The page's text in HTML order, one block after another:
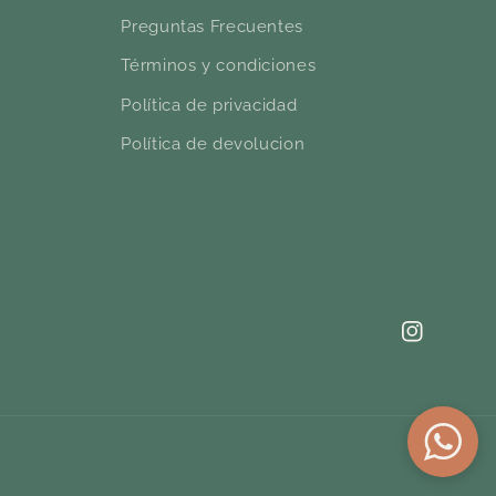
Preguntas Frecuentes
Términos y condiciones
Política de privacidad
Política de devolucion
Instagram